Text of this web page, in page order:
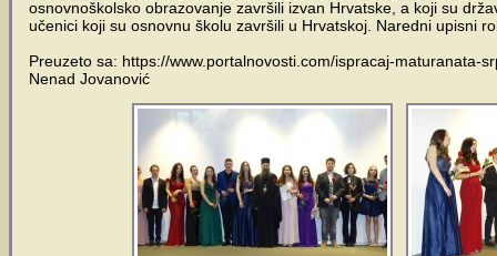
osnovnoškolsko obrazovanje završili izvan Hrvatske, a koji su
učenici koji su osnovnu školu završili u Hrvatskoj. Naredni upisni
Preuzeto sa: https://www.portalnovosti.com/ispracaj-maturanata-
Nenad Jovanović